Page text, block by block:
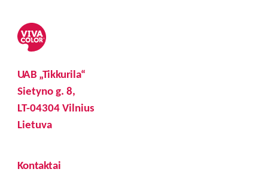
UAB „Tikkurila“
Sietyno g. 8,
LT-04304 Vilnius
Lietuva
Kontaktai